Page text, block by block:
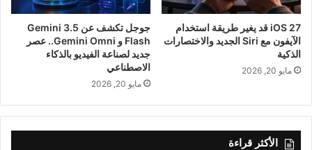
iOS 27 قد يغير طريقة استخدام
الآيفون مع Siri الجديد والاختصارات
الذكية
مايو 20, 2026
جوجل تكشف عن Gemini 3.5
Flash و Gemini Omni.. عصر
جديد لصناعة الفيديو بالذكاء
الاصطناعي
مايو 20, 2026
الأكثر قراءة